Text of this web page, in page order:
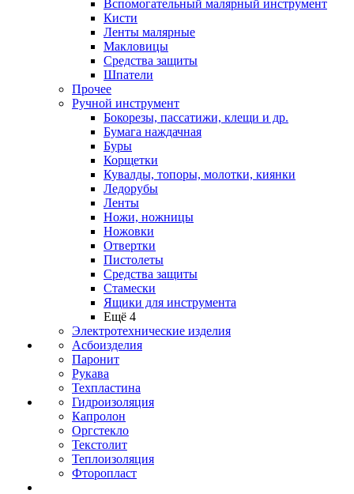
Вспомогательный малярный инструмент
Кисти
Ленты малярные
Макловицы
Средства защиты
Шпатели
Прочее
Ручной инструмент
Бокорезы, пассатижи, клещи и др.
Бумага наждачная
Буры
Корщетки
Кувалды, топоры, молотки, киянки
Ледорубы
Ленты
Ножи, ножницы
Ножовки
Отвертки
Пистолеты
Средства защиты
Стамески
Ящики для инструмента
Ещё 4
Электротехнические изделия
Асбоизделия
Паронит
Рукава
Техпластина
Гидроизоляция
Капролон
Оргстекло
Текстолит
Теплоизоляция
Фторопласт